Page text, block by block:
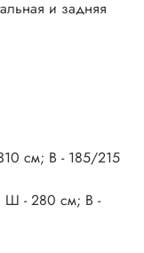
&nbsp;
и задняя
см; В - 185/215
Ш - 280 см; В -